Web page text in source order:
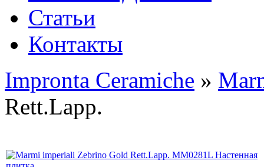
Статьи
Контакты
Impronta Ceramiche »
Rett.Lapp.